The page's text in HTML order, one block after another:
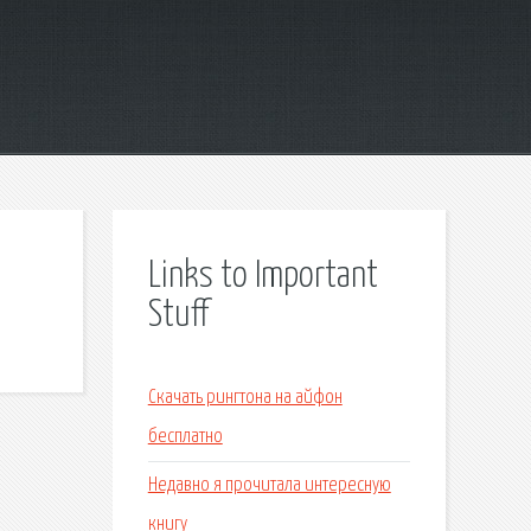
Links to Important
Stuff
Скачать рингтона на айфон
бесплатно
Недавно я прочитала интересную
книгу